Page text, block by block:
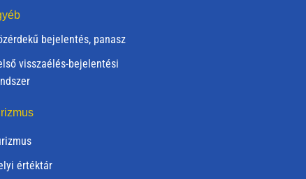
bejelentés, panasz
visszaélés-bejelentési
értéktár